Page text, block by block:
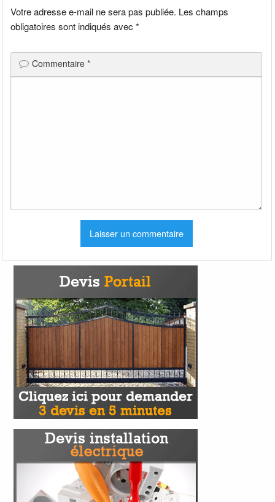
Votre adresse e-mail ne sera pas publiée. Les champs
obligatoires sont indiqués avec*
Commentaire*